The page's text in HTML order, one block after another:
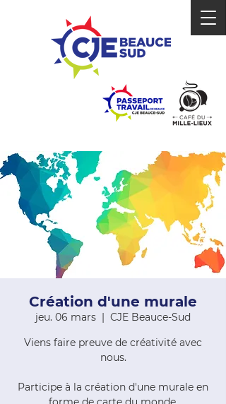
Création d'une murale
jeu. 06 mars
  |
CJE Beauce-Sud
Viens faire preuve de créativité avec
nous.
Participe à la création d'une murale en